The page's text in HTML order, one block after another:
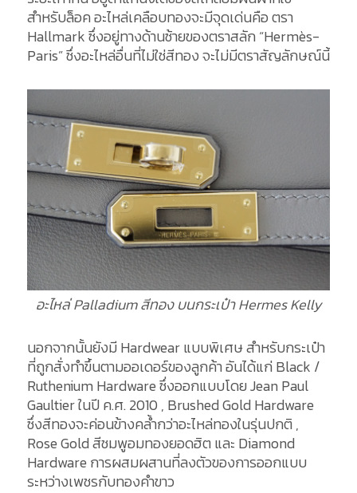
สำหรับล็อค อะไหล่เคลือบทองจะมีจุดเด่นคือ ตรา
Hallmark ซึ่งอยู่ทางด้านซ้ายของตราสลัก “Hermès-
Paris” ซึ่งอะไหล่อื่นที่ไม่ใช่สีทอง จะไม่มีตราสัญลักษณ์นี้
อะไหล่ Palladium สีทอง บนกระเป๋า Hermes Kelly
นอกจากนั้นยังมี Hardwear แบบพิเศษ สำหรับกระเป๋า
ที่ถูกสั่งทำขึ้นตามออเดอร์ของลูกค้า อันได้แก่ Black /
Ruthenium Hardware ซึ่งออกแบบโดย Jean Paul
Gaultier ในปี ค.ศ. 2010 , Brushed Gold Hardware
ซึ่งสีทองจะค่อนข้างคล้ำกว่าอะไหล่ทองในรุ่นปกติ ,
Rose Gold สีชมพูอมทองยอดฮิต และ Diamond
Hardware การผสมผสานที่ลงตัวของการออกแบบ
ระหว่างเพชรกับทองคำขาว